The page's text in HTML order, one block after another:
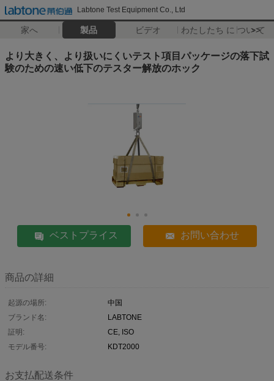
Labtone Test Equipment Co., Ltd
家へ 製品 ビデオ わたしたち に つい て
>>
より大きく、より扱いにくいテスト項目パッケージの落下試
験のための速い低下のテスター解放のホック
ベストプライス お問い合わせ
商品の詳細
起源の場所:
中国
ブランド名:
LABTONE
証明:
CE, ISO
モデル番号:
KDT2000
お支払配送条件